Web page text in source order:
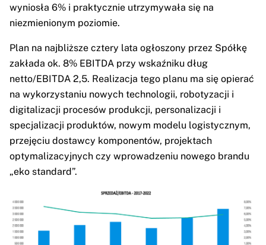
wyniosła 6% i praktycznie utrzymywała się na
niezmienionym poziomie.
Plan na najbliższe cztery lata ogłoszony przez Spółkę
zakłada ok. 8% EBITDA przy wskaźniku dług
netto/EBITDA 2,5. Realizacja tego planu ma się opierać
na wykorzystaniu nowych technologii, robotyzacji i
digitalizacji procesów produkcji, personalizacji i
specjalizacji produktów, nowym modelu logistycznym,
przejęciu dostawcy komponentów, projektach
optymalizacyjnych czy wprowadzeniu nowego brandu
„eko standard”.